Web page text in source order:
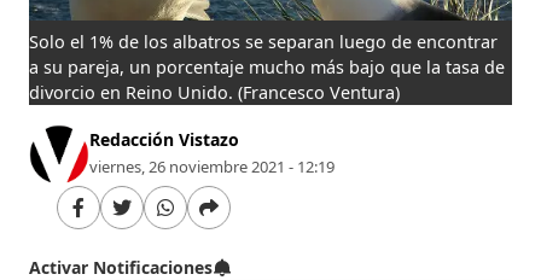
Solo el 1% de los albatros se separan luego de encontrar
a su pareja, un porcentaje mucho más bajo que la tasa de
divorcio en Reino Unido. (Francesco Ventura)
Redacción Vistazo
viernes, 26 noviembre 2021 - 12:19
Activar Notificaciones